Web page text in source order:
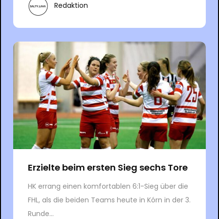
Redaktion
Erzielte beim ersten Sieg sechs Tore
HK errang einen komfortablen 6:1-Sieg über die
FHL, als die beiden Teams heute in Kórn in der 3.
Runde...